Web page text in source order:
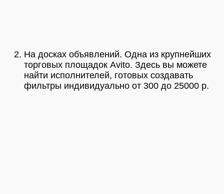
На досках объявлений. Одна из крупнейших
торговых площадок Avito. Здесь вы можете
найти исполнителей, готовых создавать
фильтры индивидуально от 300 до 25000 р.